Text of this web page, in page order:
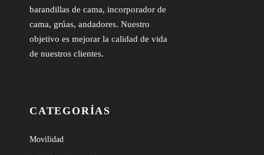
barandillas de cama, incorporador de
cama, grúas, andadores. Nuestro
objetivo es mejorar la calidad de vida
de nuestros clientes.
CATEGORÍAS
Movilidad